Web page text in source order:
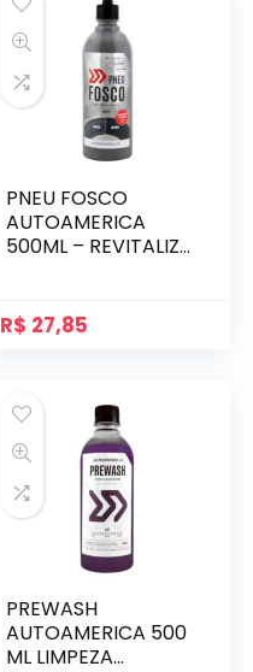
PNEU FOSCO
AUTOAMERICA
500ML – REVITALIZA
R$ 27,85
PREWASH
AUTOAMERICA 500
ML LIMPEZA